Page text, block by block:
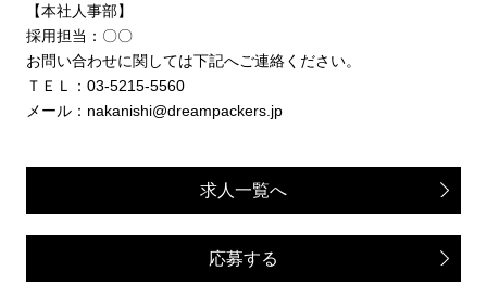
【本社人事部】
採用担当：〇〇
お問い合わせに関しては下記へご連絡ください。
ＴＥＬ：03-5215-5560
メール：nakanishi@dreampackers.jp
求人一覧へ
応募する